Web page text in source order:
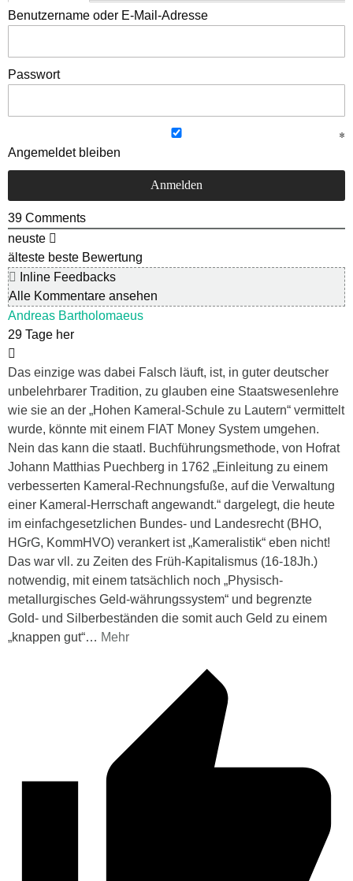
Benutzername oder E-Mail-Adresse
Passwort
Angemeldet bleiben
39 Comments
neuste
älteste beste Bewertung
Inline Feedbacks
Alle Kommentare ansehen
Andreas Bartholomaeus
29 Tage her
Das einzige was dabei Falsch läuft, ist, in guter deutscher
unbelehrbarer Tradition, zu glauben eine Staatswesenlehre
wie sie an der „Hohen Kameral-Schule zu Lautern“ vermittelt
wurde, könnte mit einem FIAT Money System umgehen.
Nein das kann die staatl. Buchführungsmethode, von Hofrat
Johann Matthias Puechberg in 1762 „Einleitung zu einem
verbesserten Kameral-Rechnungsfuße, auf die Verwaltung
einer Kameral-Herrschaft angewandt.“ dargelegt, die heute
im einfachgesetzlichen Bundes- und Landesrecht (BHO,
HGrG, KommHVO) verankert ist „Kameralistik“ eben nicht!
Das war vll. zu Zeiten des Früh-Kapitalismus (16-18Jh.)
notwendig, mit einem tatsächlich noch „Physisch-
metallurgisches Geld-währungssystem“ und begrenzte
Gold- und Silberbeständen die somit auch Geld zu einem
„knappen gut“… Mehr